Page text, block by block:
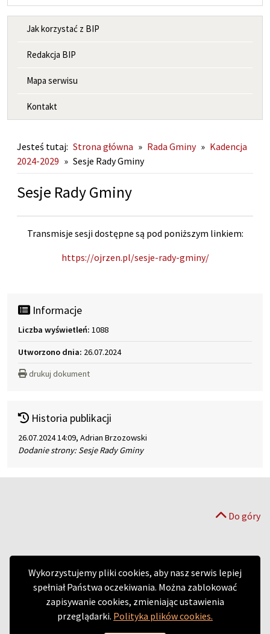
Wykorzystujemy pliki cookies, aby nasz serwis lepiej
spełniał Państwa oczekiwania. Można zablokować
zapisywanie cookies, zmieniając ustawienia
przeglądarki. Polityka plików cookies.
MENU INFORMACYJNE
Jak korzystać z BIP
Redakcja BIP
Mapa serwisu
Kontakt
Jesteś tutaj: Strona główna » Rada Gminy » Kadencja
2024-2029 » Sesje Rady Gminy
Sesje Rady Gminy
Transmisje sesji dostępne są pod poniższym linkiem:
https://ojrzen.pl/sesje-rady-gminy/
Informacje
Liczba wyświetleń: 1088
Utworzono dnia: 26.07.2024
drukuj dokument
Historia publikacji
26.07.2024 14:09, Adrian Brzozowski
Dodanie strony: Sesje Rady Gminy
Do góry